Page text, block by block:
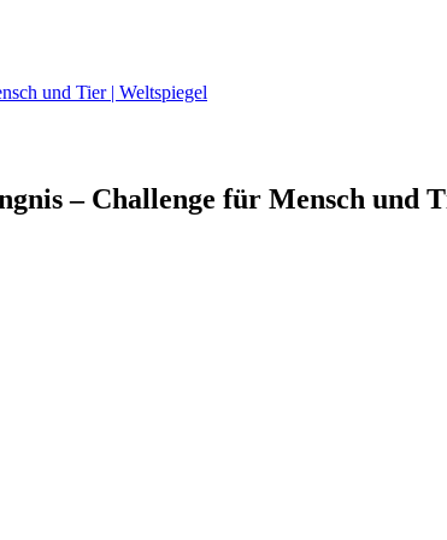
und Tier | Weltspiegel
– Challenge für Mensch und